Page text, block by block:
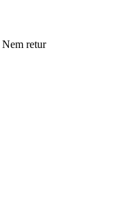
Nem retur